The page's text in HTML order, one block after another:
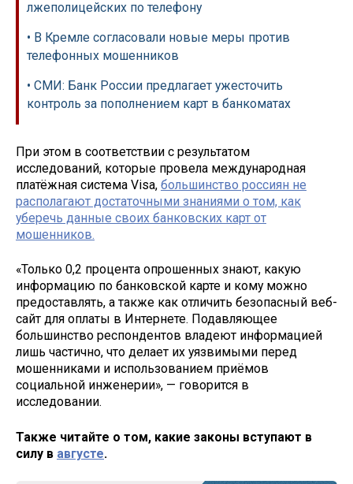
лжеполицейских по телефону
• В Кремле согласовали новые меры против
телефонных мошенников
• СМИ: Банк России предлагает ужесточить
контроль за пополнением карт в банкоматах
При этом в соответствии с результатом
исследований, которые провела международная
платёжная система Visa, большинство россиян не
располагают достаточными знаниями о том, как
уберечь данные своих банковских карт от
мошенников.
«Только 0,2 процента опрошенных знают, какую
информацию по банковской карте и кому можно
предоставлять, а также как отличить безопасный веб-
сайт для оплаты в Интернете. Подавляющее
большинство респондентов владеют информацией
лишь частично, что делает их уязвимыми перед
мошенниками и использованием приёмов
социальной инженерии», — говорится в
исследовании.
Также читайте о том, какие законы вступают в
силу в августе.